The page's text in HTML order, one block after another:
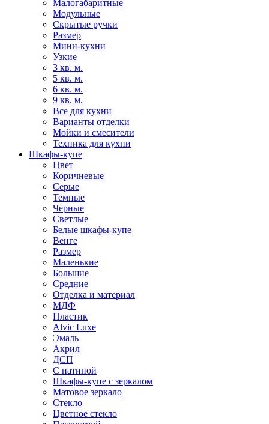
Малогабаритные
Модульные
Скрытые ручки
Размер
Мини-кухни
Узкие
3 кв. м.
5 кв. м.
6 кв. м.
9 кв. м.
Все для кухни
Варианты отделки
Мойки и смесители
Техника для кухни
Шкафы-купе
Цвет
Коричневые
Серые
Темные
Черные
Светлые
Белые шкафы-купе
Венге
Размер
Маленькие
Большие
Средние
Отделка и материал
МДФ
Пластик
Alvic Luxe
Эмаль
Акрил
ДСП
С патиной
Шкафы-купе с зеркалом
Матовое зеркало
Стекло
Цветное стекло